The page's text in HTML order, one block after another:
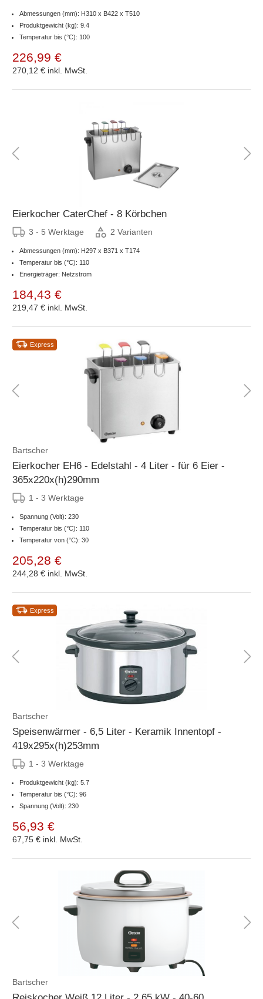
Abmessungen (mm): H310 x B422 x T510
Produktgewicht (kg): 9.4
Temperatur bis (°C): 100
226,99 €
270,12 € inkl. MwSt.
Eierkocher CaterChef - 8 Körbchen
3 - 5 Werktage 2 Varianten
Abmessungen (mm): H297 x B371 x T174
Temperatur bis (°C): 110
Energieträger: Netzstrom
184,43 €
219,47 € inkl. MwSt.
Express
Bartscher
Eierkocher EH6 - Edelstahl - 4 Liter - für 6 Eier -
365x220x(h)290mm
1 - 3 Werktage
Spannung (Volt): 230
Temperatur bis (°C): 110
Temperatur von (°C): 30
205,28 €
244,28 € inkl. MwSt.
Express
Bartscher
Speisenwärmer - 6,5 Liter - Keramik Innentopf -
419x295x(h)253mm
1 - 3 Werktage
Produktgewicht (kg): 5.7
Temperatur bis (°C): 96
Spannung (Volt): 230
56,93 €
67,75 € inkl. MwSt.
Bartscher